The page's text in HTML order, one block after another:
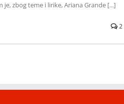
zbog teme i lirike, Ariana Grande [...]
2